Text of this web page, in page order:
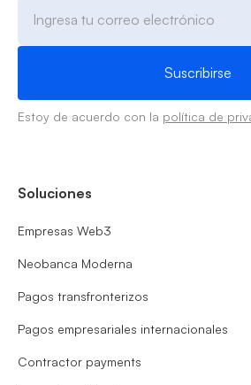
Estoy de acuerdo con la política de
Soluciones
Empresas Web3
Neobanca Moderna
Pagos transfronterizos
Pagos empresariales internacionales
Contractor payments